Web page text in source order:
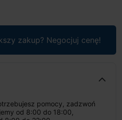
zakup? Negocjuj cenę!
pomocy, zadzwoń
od 8:00 do 18:00,